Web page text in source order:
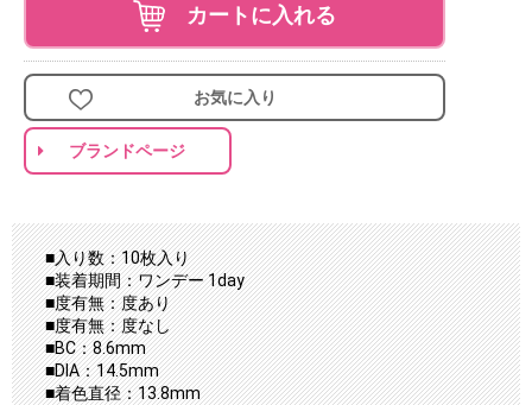
カートに入れる
お気に入り
ブランドページ
■入り数：10枚入り
■装着期間：ワンデー 1day
■度有無：度あり
■度有無：度なし
■BC：8.6mm
■DIA：14.5mm
■着色直径：13.8mm